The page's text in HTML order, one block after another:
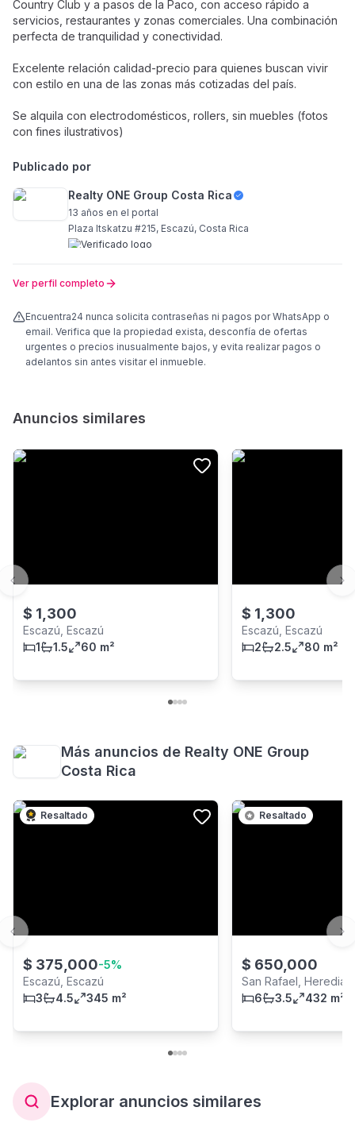
Country Club y a pasos de la Paco, con acceso rápido a
servicios, restaurantes y zonas comerciales. Una combinación
perfecta de tranquilidad y conectividad.
Excelente relación calidad-precio para quienes buscan vivir
con estilo en una de las zonas más cotizadas del país.
Se alquila con electrodomésticos, rollers, sin muebles (fotos
con fines ilustrativos)
Publicado por
Realty ONE Group Costa Rica
13 años en el portal
Plaza Itskatzu #215, Escazú, Costa Rica
Ver perfil completo
Encuentra24 nunca solicita contraseñas ni pagos por WhatsApp o
email. Verifica que la propiedad exista, desconfía de ofertas
urgentes o precios inusualmente bajos, y evita realizar pagos o
adelantos sin antes visitar el inmueble.
Anuncios similares
$ 1,300
Escazú, Escazú
1
1.5 60 m²
$ 1,300
Escazú, Escazú
2
2.5 80 m²
Previous slide
Más anuncios de Realty ONE Group
Costa Rica
Resaltado
$ 375,000-5%
Escazú, Escazú
3
4.5 345 m²
Resaltado
$ 650,000
San Rafael, Heredia
6
3.5 432 m²
Previous slide
Explorar anuncios similares